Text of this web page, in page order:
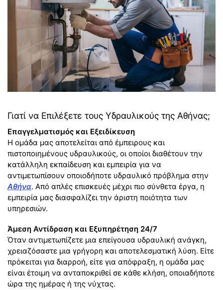
Γιατί να Επιλέξετε τους Υδραυλικούς της Αθήνας;
Επαγγελματισμός και Εξειδίκευση
Η ομάδα μας αποτελείται από έμπειρους και
πιστοποιημένους υδραυλικούς, οι οποίοι διαθέτουν την
κατάλληλη εκπαίδευση και εμπειρία για να
αντιμετωπίσουν οποιοδήποτε υδραυλικό πρόβλημα στην
Αθήνα. Από απλές επισκευές μέχρι πιο σύνθετα έργα, η
εμπειρία μας διασφαλίζει την άριστη ποιότητα των
υπηρεσιών.
Άμεση Αντίδραση και Εξυπηρέτηση 24/7
Όταν αντιμετωπίζετε μια επείγουσα υδραυλική ανάγκη,
χρειαζόσαστε μια γρήγορη και αποτελεσματική λύση. Είτε
πρόκειται για διαρροή, είτε για απόφραξη, η ομάδα μας
είναι έτοιμη να ανταποκριθεί σε κάθε κλήση, οποιαδήποτε
ώρα της ημέρας ή της νύχτας.